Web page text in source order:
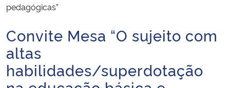
Ministério da Infraestrutura
Ministério da Agricultura, Pecuária e Abastecimento
Ministério da Educação
pedagógicas”
Início do conteúdo
Convite Mesa “O sujeito com
altas
habilidades/superdotação